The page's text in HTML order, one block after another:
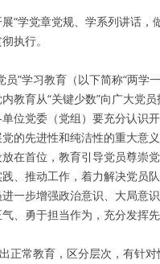
“学党章党规、学系列讲话，
执行。
”学习教育（以下简称“两学
教育从“关键少数”向广大党
位党委（党组）要充分认识
的先进性和纯洁性的重大意
在首位，教育引导党员尊崇
、推动工作，着力解决党员
一步增强政治意识、大局意
、勇于担当作为，充分发挥先
正常教育，区分层次，有针对